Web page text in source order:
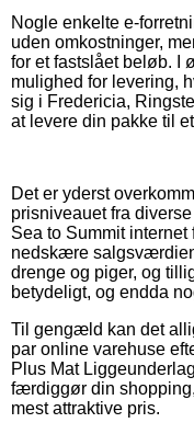
Nogle enkelte e-
uden omkostninger,
for et fastslået beløb. I
mulighed for levering,
sig i Fredericia,
at levere din pakke til
Det er yderst
prisniveauet fra
Sea to Summit
nedskære
drenge og piger, og
betydeligt, og endda
Til gengæld kan det
par online varehuse
Plus Mat
færdiggør din
mest attraktive pris.